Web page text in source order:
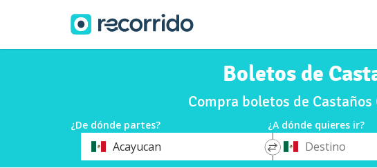
Boletos de
Compra boletos de
¿De dónde partes? ¿A dónde quieres ir?
OrigenAcayucan
*
Destino